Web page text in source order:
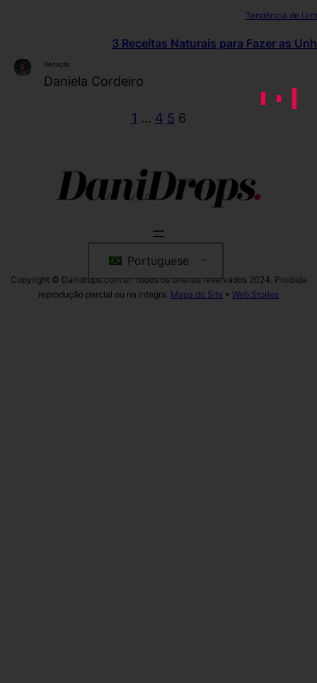
Tendência de
3 Receitas Naturais para Fazer as
Redação
Daniela Cordeiro
1 … 4 5 6
Portuguese
Copyright © Danidrops.com.br. Todos os direitos reservados 2024. Proibida
reprodução parcial ou na integra. Mapa do Site • Web Stories